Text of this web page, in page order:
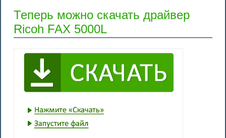
Теперь можно скачать драйвер
Ricoh FAX 5000L